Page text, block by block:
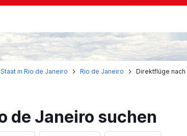
Staat in Rio de Janeiro Rio de Janeiro Direktflüge
de Janeiro suchen